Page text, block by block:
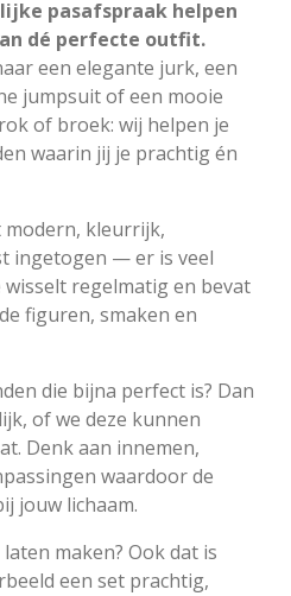
pasafspraak helpen
dé perfecte outfit.
een elegante jurk, een
jumpsuit of een mooie
of broek: wij helpen je
waarin jij je prachtig én
modern, kleurrijk,
ingetogen — er is veel
wisselt regelmatig en bevat
figuren, smaken en
die bijna perfect is? Dan
of we deze kunnen
Denk aan innemen,
waardoor de
jouw lichaam.
maken? Ook dat is
een set prachtig,